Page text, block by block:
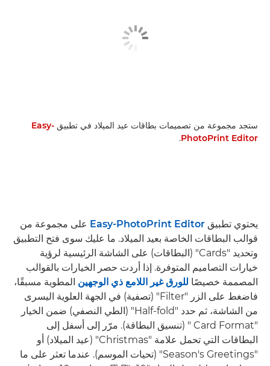
ستجد مجموعة من تصميمات بطاقات عيد الميلاد في تطبيق Easy-
PhotoPrint Editor
.
يحتوي تطبيق Easy-PhotoPrint Editor على مجموعة من
قوالب البطاقات الخاصة بعيد الميلاد. ما عليك سوى فتح التطبيق
وتحديد "Cards" (البطاقات) على الشاشة الرئيسية لرؤية
خيارات التصاميم المتوفرة. إذا أردت حصر الخيارات بالقوالب
المصممة خصيصًا للورق غير اللامع ذي الوجهين المطوية مسبقًا،
فاضغط على الزر "Filter" (تصفية) في الجهة العلوية اليسرى
من الشاشة، ثم حدد "Half-fold" (الطي النصفي) ضمن الخيار
"Card Format " (تنسيق البطاقة). مرّر إلى أسفل إلى
البطاقات التي تحمل علامة "Christmas" (عيد الميلاد) أو
"Season's Greetings" (تحيات الموسم). عندما تعثر على ما